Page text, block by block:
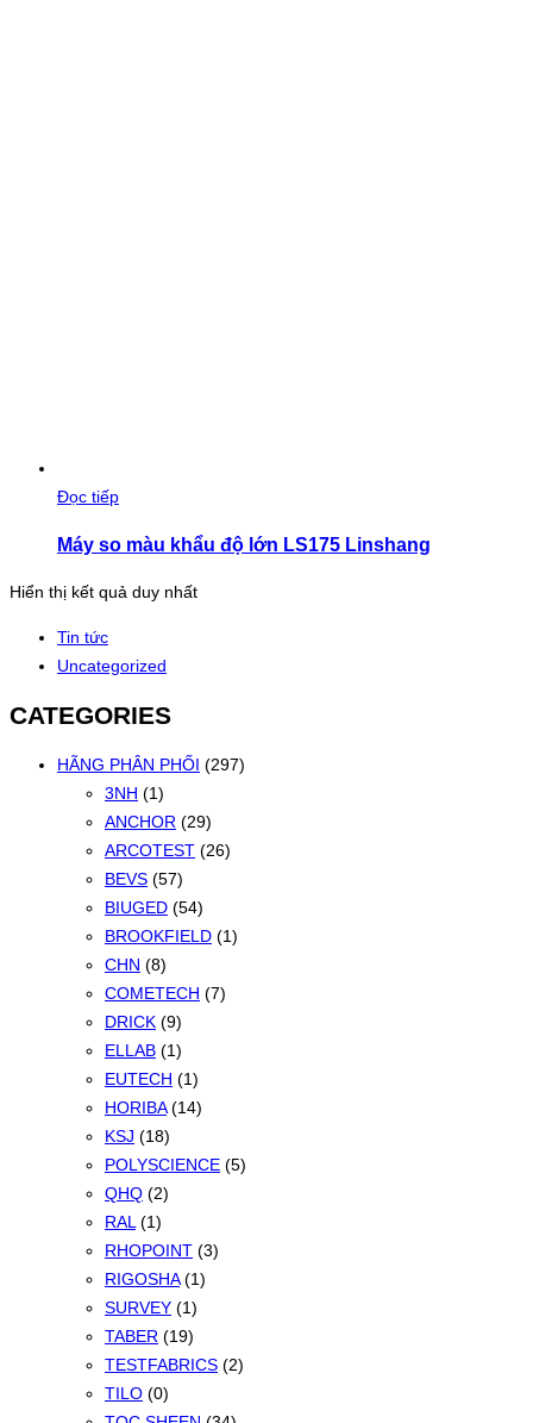
Đọc tiếp
Máy so màu khẩu độ lớn LS175 Linshang
Hiển thị kết quả duy nhất
Tin tức
Uncategorized
CATEGORIES
HÃNG PHÂN PHỐI (297)
3NH (1)
ANCHOR (29)
ARCOTEST (26)
BEVS (57)
BIUGED (54)
BROOKFIELD (1)
CHN (8)
COMETECH (7)
DRICK (9)
ELLAB (1)
EUTECH (1)
HORIBA (14)
KSJ (18)
POLYSCIENCE (5)
QHQ (2)
RAL (1)
RHOPOINT (3)
RIGOSHA (1)
SURVEY (1)
TABER (19)
TESTFABRICS (2)
TILO (0)